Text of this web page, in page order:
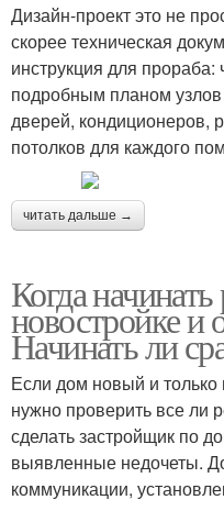
Дизайн-проект это не
скорее техническая
инструкция для
подробным планом
дверей, кондиционеров,
потолков для каждого
читать дальше →
Когда
новостройке и
Начинать ли
Если дом новый и только
нужно проверить все ли
сделать застройщик по
выявленные недочеты.
коммуникации,